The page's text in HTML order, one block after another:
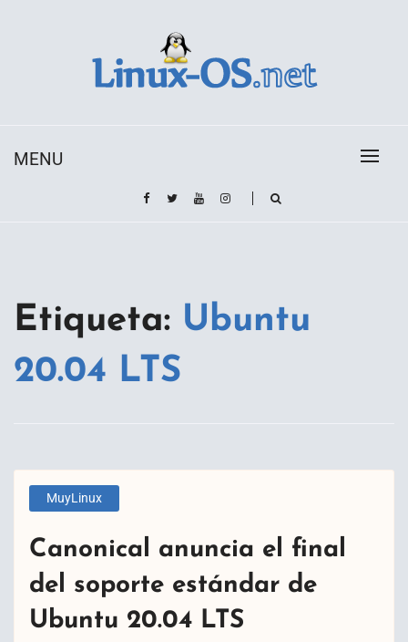
MENU
Etiqueta: Ubuntu
20.04 LTS
MuyLinux
Canonical anuncia el final
del soporte estándar de
Ubuntu 20.04 LTS